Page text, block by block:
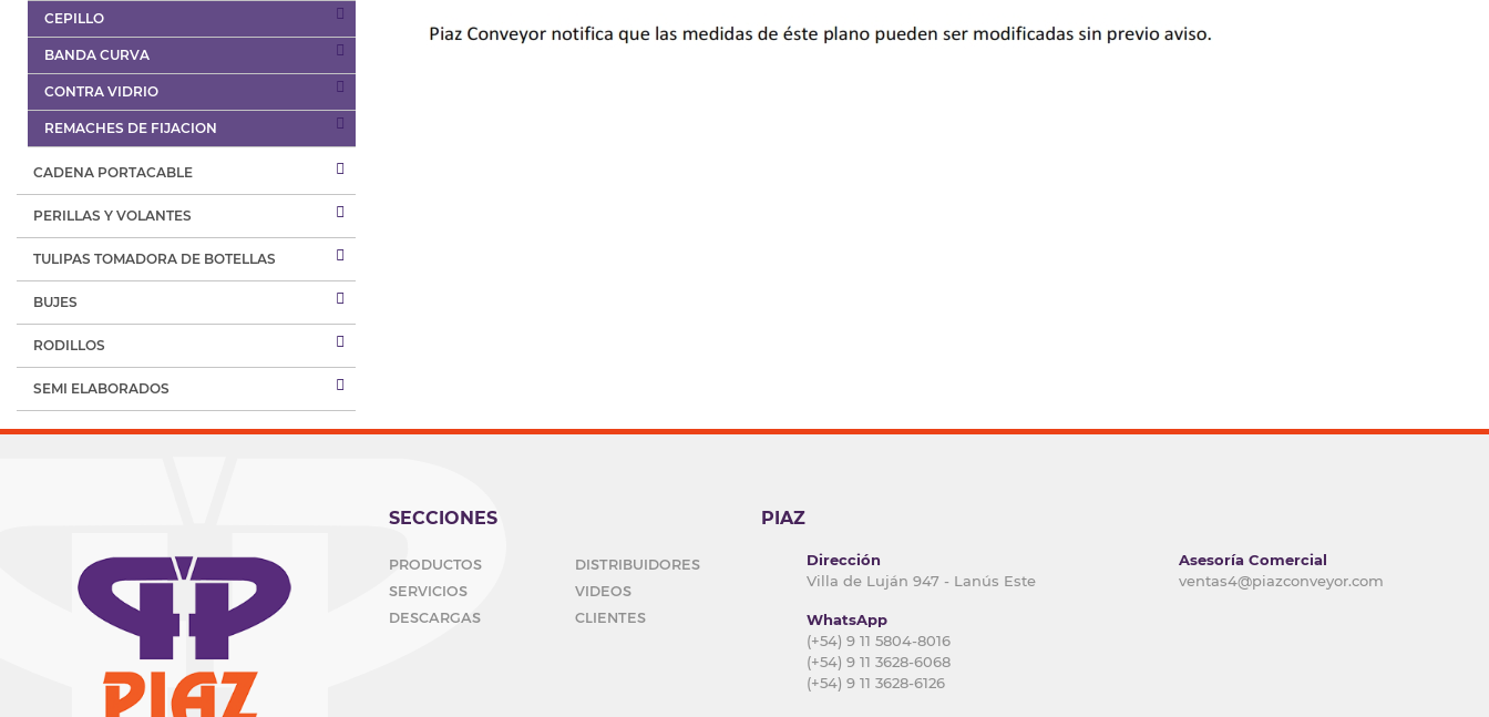
CEPILLO
BANDA CURVA
CONTRA VIDRIO
REMACHES DE FIJACION
CADENA PORTACABLE
PERILLAS Y VOLANTES
TULIPAS TOMADORA DE BOTELLAS
BUJES
RODILLOS
SEMI ELABORADOS
SECCIONES
PRODUCTOS
SERVICIOS
DESCARGAS
DISTRIBUIDORES
VIDEOS
CLIENTES
PIAZ
Dirección
Villa de Luján 947 - Lanús Este
WhatsApp
(+54) 9 11 5804-8016
(+54) 9 11 3628-6068
(+54) 9 11 3628-6126
Asesoría Comercial
ventas4@piazconveyor.com